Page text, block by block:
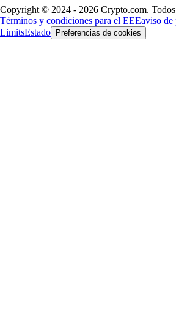
Copyright © 2024 - 2026 Crypto.com. Todos
Términos y condiciones para el EEEaviso de
LimitsEstado Preferencias de cookies